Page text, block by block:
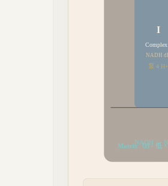
Matrix（H+ 低，
I
NADH
泵 4H+
NADH →